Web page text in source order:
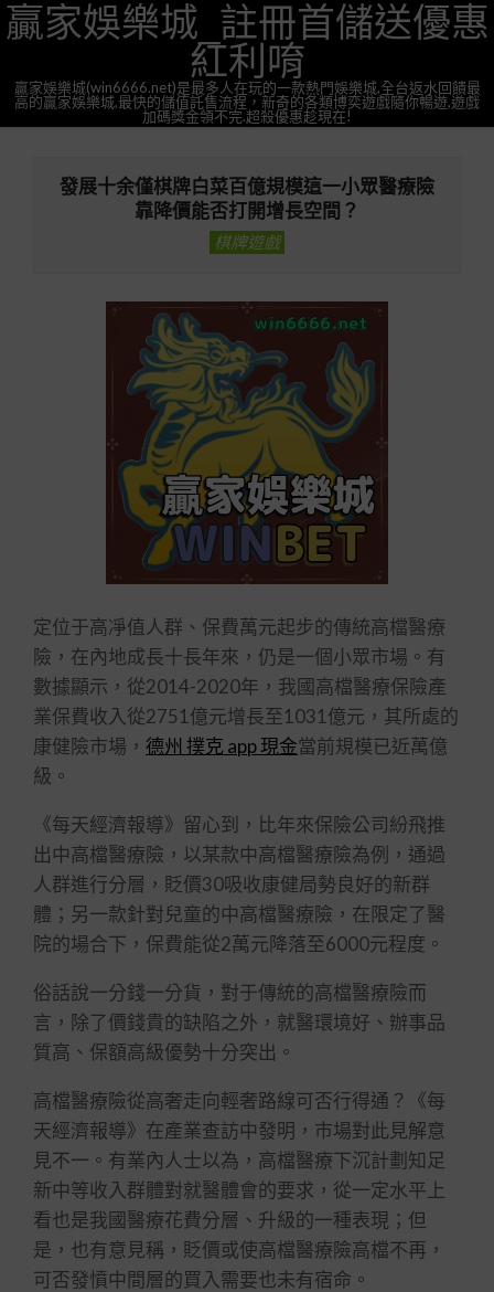
Skip
to贏家娛樂城_註冊首儲送優惠
紅利唷
贏家娛樂城(win6666.net)是最多人在玩的一款熱門娛樂城,全台返水回饋最
高的贏家娛樂城,最快的儲值託售流程，新奇的各類博奕遊戲隨你暢遊,遊戲
加碼獎金領不完.超殺優惠趁現在!
發展十余僅棋牌白菜百億規模這一小眾醫療險
靠降價能否打開增長空間？
棋牌遊戲
定位于高凈值人群、保費萬元起步的傳統高檔醫療
險，在內地成長十長年來，仍是一個小眾市場。有
數據顯示，從2014-2020年，我國高檔醫療保險產
業保費收入從2751億元增長至1031億元，其所處的
康健險市場， 德州 撲克 app 現金當前規模已近萬億
級。
《每天經濟報導》留心到，比年來保險公司紛飛推
出中高檔醫療險，以某款中高檔醫療險為例，通過
人群進行分層，貶價30吸收康健局勢良好的新群
體；另一款針對兒童的中高檔醫療險，在限定了醫
院的場合下，保費能從2萬元降落至6000元程度。
俗話說一分錢一分貨，對于傳統的高檔醫療險而
言，除了價錢貴的缺陷之外，就醫環境好、辦事品
質高、保額高級優勢十分突出。
高檔醫療險從高奢走向輕奢路線可否行得通？《每
天經濟報導》在產業查訪中發明，市場對此見解意
見不一。有業內人士以為，高檔醫療下沉計劃知足
新中等收入群體對就醫體會的要求，從一定水平上
看也是我國醫療花費分層、升級的一種表現；但
是，也有意見稱，貶價或使高檔醫療險高檔不再，
可否發憤中間層的買入需要也未有宿命。